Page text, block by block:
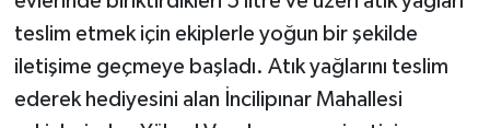
teslim etmek için ekiplerle yoğun bir şekilde
iletişime geçmeye başladı. Atık yağlarını teslim
ederek hediyesini alan İncilipınar Mahallesi